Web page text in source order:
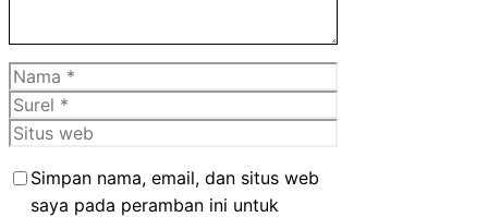
Nama
Surel
Situs
Simpan nama, email, dan situs web
saya pada peramban ini untuk